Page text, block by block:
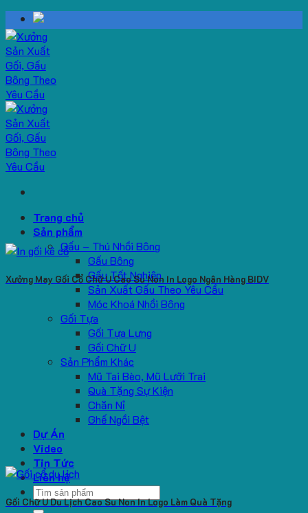
Skip
to
content
Trang chủ
Sản phẩm
Gấu – Thú Nhồi Bông
Gấu Bông
Gấu Tốt Nghiệp
Sản Xuất Gấu Theo Yêu Cầu
Móc Khoá Nhồi Bông
Gối Tựa
Gối Tựa Lưng
Gối Chữ U
Sản Phẩm Khác
Mũ Tai Bèo, Mũ Lưỡi Trai
Quà Tặng Sự Kiện
Chăn Nỉ
Ghế Ngồi Bệt
Dự Án
Video
Tin Tức
Liên hệ
Search
for:
Xưởng May Gối Cổ Chữ U Cao Su Non In Logo Ngân Hàng BIDV
Gối Chữ U Du Lịch Cao Su Non In Logo Làm Quà Tặng